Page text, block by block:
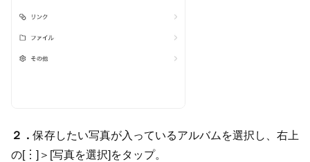
２．保存したい写真が入っているアルバムを選択し、右上
の[︙ ]＞[写真を選択]をタップ。